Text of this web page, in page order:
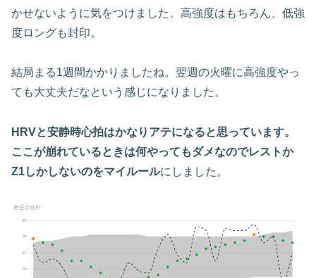
かせないように気をつけました。高強度はもちろん、低強
度ロングも封印。
結局まる1週間かかりましたね。翌週の火曜に高強度やっ
ても大丈夫だなという感じになりました。
HRVと安静時心拍はかなりアテになると思っています。
ここが崩れているときは何やってもダメなのでレストか
Z1しかしないのをマイルールにしました。